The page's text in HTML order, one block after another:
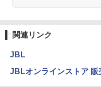
関連リンク
JBL
JBLオンラインストア 販